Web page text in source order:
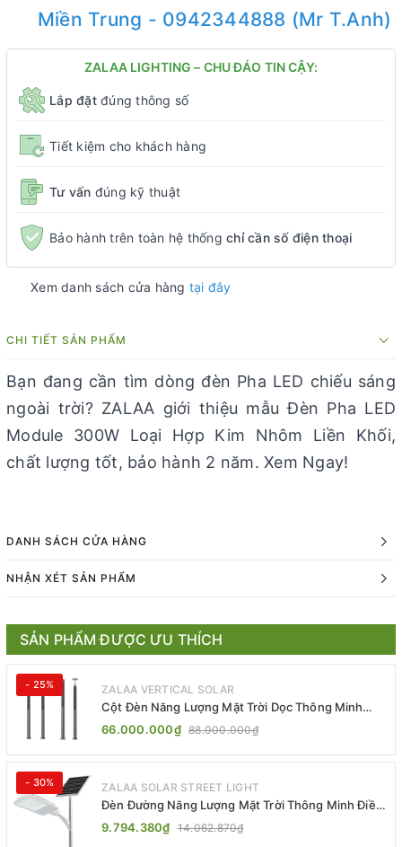
Miền Trung - 0942344888 (Mr T.Anh)
ZALAA LIGHTING – CHU ĐÁO TIN CẬY:
Lắp đặtđúng thông số
Tiết kiệm cho khách hàng
Tư vấn đúng kỹ thuật
Bảo hành trên toàn hệ thống chỉ cần số điện thoại
Xem danh sách cửa hàng tại đây
CHI TIẾT SẢN PHẨM
Bạn đang cần tìm dòng đèn Pha LED chiếu sáng
ngoài trời? ZALAA giới thiệu mẫu Đèn Pha LED
Module 300W Loại Hợp Kim Nhôm Liền Khối,
chất lượng tốt, bảo hành 2 năm. Xem Ngay!
DANH SÁCH CỬA HÀNG
NHẬN XÉT SẢN PHẨM
SẢN PHẨM ĐƯỢC ƯU THÍCH
- 25% ZALAA VERTICAL SOLAR
Cột Đèn Năng Lượng Mặt Trời Dọc Thông Minh
ZSR-YYDS-360 | ZALAA Jsc
66.000.000₫ 88.000.000₫
- 30% ZALAA SOLAR STREET LIGHT
Đèn Đường Năng Lượng Mặt Trời Thông Minh Điều
Khiển MPPT ZL-GMX01 ZALAA
9.794.380₫ 14.062.870₫